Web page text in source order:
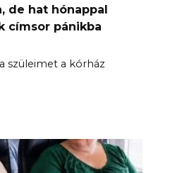
de hat hónappal
címsor pánikba
szüleimet a kórház